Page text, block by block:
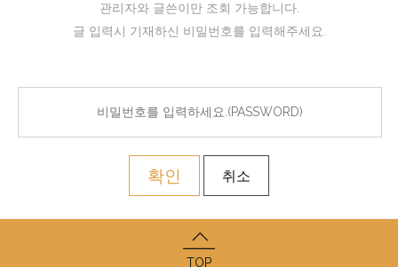
관리자와 글쓴이만 조회 가능합니다.
글 입력시 기재하신 비밀번호를 입력해주세요.
확인 취소
TOP